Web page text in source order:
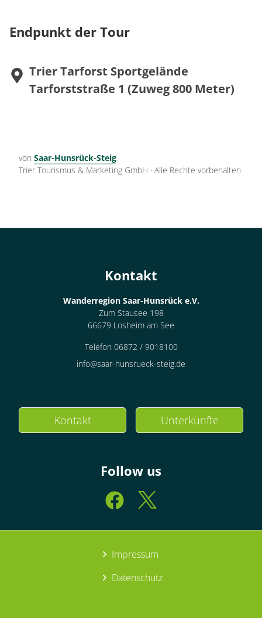
Endpunkt der Tour
Trier Tarforst Sportgelände
Tarforststraße 1 (Zuweg 800 Meter)
von Saar-Hunsrück-Steig
Trier Tourismus & Marketing GmbH · Alle Rechte vorbehalten
Kontakt
Wanderregion Saar-Hunsrück e.V.
Zum Stausee 198
66679 Losheim am See
Telefon 06872 / 9018100
info@saar-hunsrueck-steig.de
Kontakt Unterkünfte
Follow us
Impressum
Datenschutz